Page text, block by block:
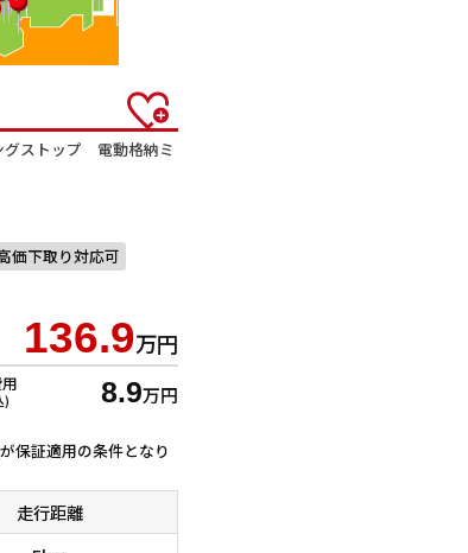
ストップ 電動格納ミ
価下取り対応可
136.9万円
) 8.9万円
保証適用の条件となり
走行距離